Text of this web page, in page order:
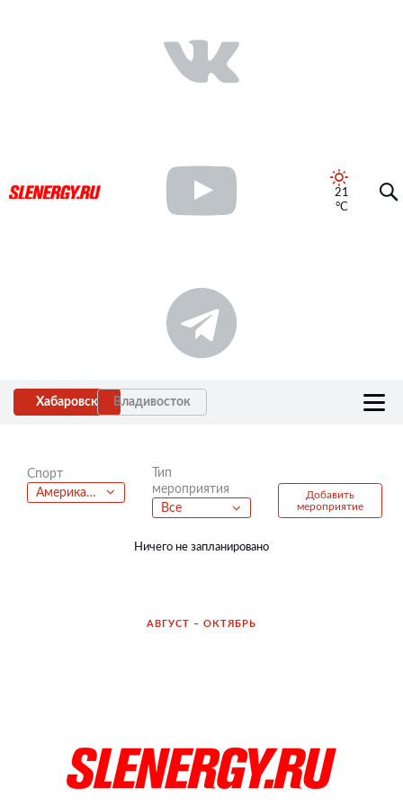
21
°C
Хабаровск Владивосток
Спорт
Американский футбол
Тип
мероприятия
Все
Добавить
мероприятие
Ничего не запланировано
АВГУСТ – ОКТЯБРЬ